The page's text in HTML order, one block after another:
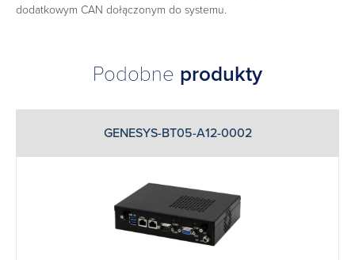
dodatkowym CAN dołączonym do systemu.
Podobne produkty
GENESYS-BT05-A12-0002